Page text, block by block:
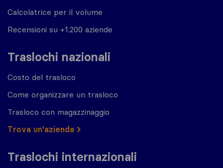
Calcolatrice per il volume
Recensioni su +1.200 aziende
Traslochi nazionali
Costo del trasloco
Come organizzare un trasloco
Trasloco con magazzinaggio
Trova un'azienda
Traslochi internazionali